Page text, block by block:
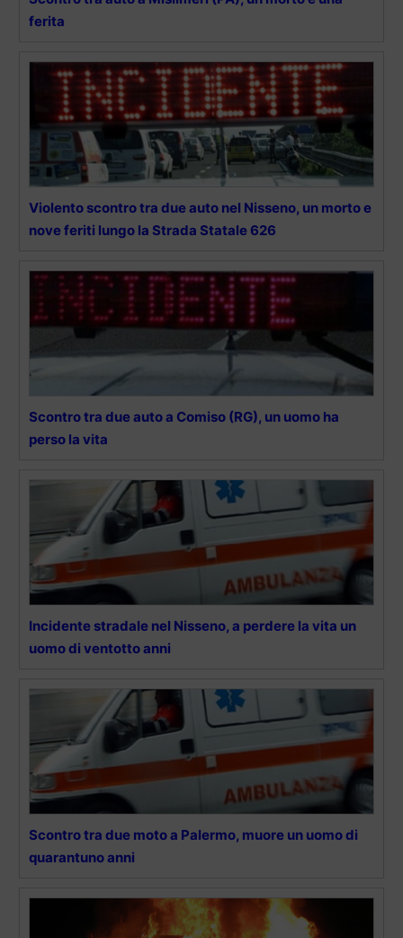
ferita
Violento scontro tra due auto nel Nisseno, un morto e
nove feriti lungo la Strada Statale 626
Scontro tra due auto a Comiso (RG), un uomo ha
perso la vita
Incidente stradale nel Nisseno, a perdere la vita un
uomo di ventotto anni
Scontro tra due moto a Palermo, muore un uomo di
quarantuno anni